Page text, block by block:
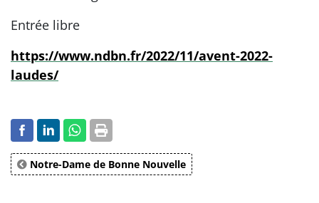
Entrée libre
https://www.ndbn.fr/2022/11/avent-2022-
laudes/
Notre-Dame de Bonne Nouvelle